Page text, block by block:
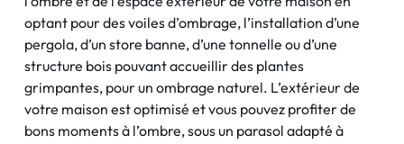
optant pour des voiles d’ombrage, l’installation d’une
pergola, d’un store banne, d’une tonnelle ou d’une
structure bois pouvant accueillir des plantes
grimpantes, pour un ombrage naturel. L’extérieur de
votre maison est optimisé et vous pouvez profiter de
bons moments à l’ombre, sous un parasol adapté à